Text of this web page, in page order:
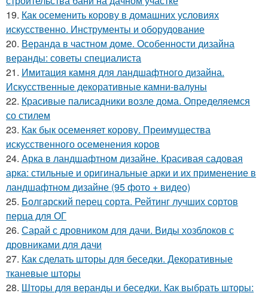
19. Как осеменить корову в домашних условиях
искусственно. Инструменты и оборудование
20. Веранда в частном доме. Особенности дизайна
веранды: советы специалиста
21. Имитация камня для ландшафтного дизайна.
Искусственные декоративные камни-валуны
22. Красивые палисадники возле дома. Определяемся
со стилем
23. Как бык осеменяет корову. Преимущества
искусственного осеменения коров
24. Арка в ландшафтном дизайне. Красивая садовая
арка: стильные и оригинальные арки и их применение в
ландшафтном дизайне (95 фото + видео)
25. Болгарский перец сорта. Рейтинг лучших сортов
перца для ОГ
26. Сарай с дровником для дачи. Виды хозблоков с
дровниками для дачи
27. Как сделать шторы для беседки. Декоративные
тканевые шторы
28. Шторы для веранды и беседки. Как выбрать шторы: